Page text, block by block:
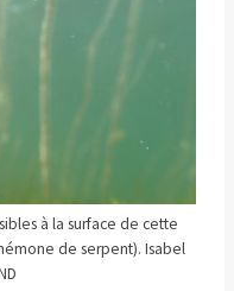
à la surface de cette
de serpent). Isabel